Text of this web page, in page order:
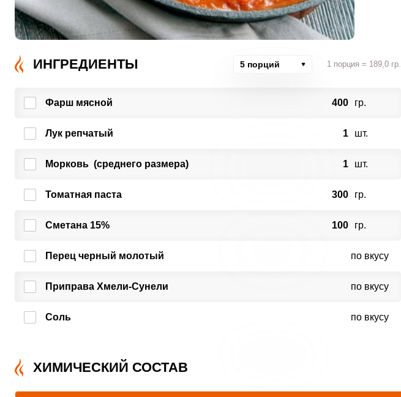
ИНГРЕДИЕНТЫ 5 порций 1 порция = 189,0 гр.
Фарш мясной 400 гр.
Лук репчатый 1 шт.
Морковь (среднего размера) 1 шт.
Томатная паста 300 гр.
Сметана 15% 100 гр.
Перец черный молотый по вкусу
Приправа Хмели-Сунели по вкусу
Соль по вкусу
ХИМИЧЕСКИЙ СОСТАВ